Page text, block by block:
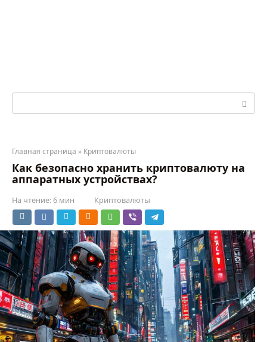
Поиск:
Главная страница » Криптовалюты
Как безопасно хранить криптовалюту на
аппаратных устройствах?
На чтение:6 мин Криптовалюты